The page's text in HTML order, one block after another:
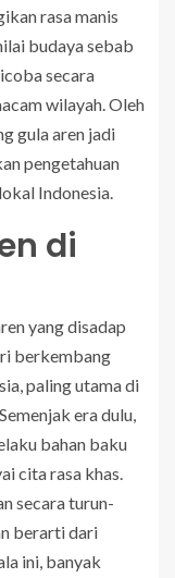
rasa manis
budaya sebab
secara
wilayah. Oleh
gula aren jadi
pengetahuan
Indonesia.
di
yang disadap
berkembang
paling utama di
era dulu,
bahan baku
cita rasa khas.
secara turun-
berarti dari
ini, banyak